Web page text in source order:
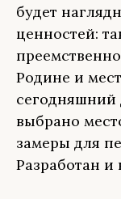
будет
ценностей:
Родине и
сегодняшний
выбрано
замеры для
Разработан и